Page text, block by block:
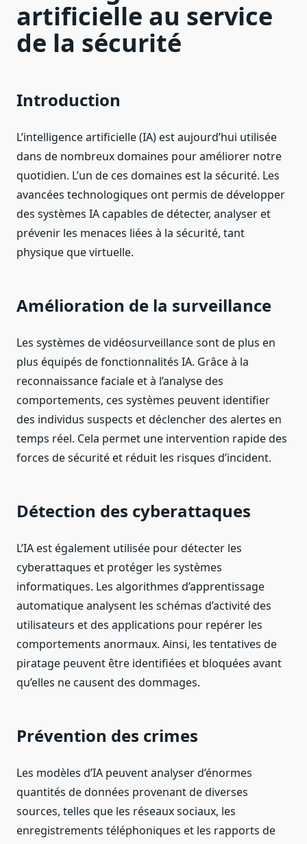
artificielle au service
de la sécurité
Introduction
L’intelligence artificielle (IA) est aujourd’hui utilisée
dans de nombreux domaines pour améliorer notre
quotidien. L’un de ces domaines est la sécurité. Les
avancées technologiques ont permis de développer
des systèmes IA capables de détecter, analyser et
prévenir les menaces liées à la sécurité, tant
physique que virtuelle.
Amélioration de la surveillance
Les systèmes de vidéosurveillance sont de plus en
plus équipés de fonctionnalités IA. Grâce à la
reconnaissance faciale et à l’analyse des
comportements, ces systèmes peuvent identifier
des individus suspects et déclencher des alertes en
temps réel. Cela permet une intervention rapide des
forces de sécurité et réduit les risques d’incident.
Détection des cyberattaques
L’IA est également utilisée pour détecter les
cyberattaques et protéger les systèmes
informatiques. Les algorithmes d’apprentissage
automatique analysent les schémas d’activité des
utilisateurs et des applications pour repérer les
comportements anormaux. Ainsi, les tentatives de
piratage peuvent être identifiées et bloquées avant
qu’elles ne causent des dommages.
Prévention des crimes
Les modèles d’IA peuvent analyser d’énormes
quantités de données provenant de diverses
sources, telles que les réseaux sociaux, les
enregistrements téléphoniques et les rapports de